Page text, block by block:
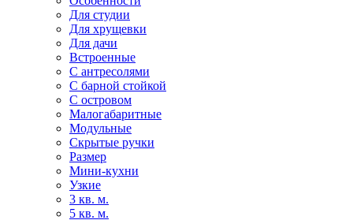
Для студии
Для хрущевки
Для дачи
Встроенные
С антресолями
С барной стойкой
С островом
Малогабаритные
Модульные
Скрытые ручки
Размер
Мини-кухни
Узкие
3 кв. м.
5 кв. м.